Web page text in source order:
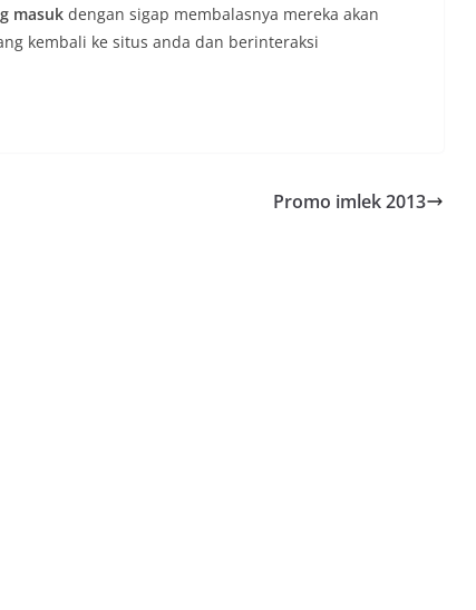
masuk dengan sigap membalasnya mereka akan
kembali ke situs anda dan berinteraksi
Promo imlek 2013